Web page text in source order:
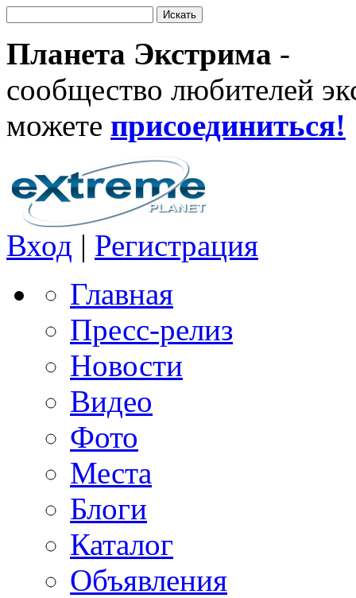
Планета Экстрима -
сообщество любителей
можете присоединиться!
Вход | Регистрация
Главная
Пресс-релиз
Новости
Видео
Фото
Места
Блоги
Каталог
Объявления